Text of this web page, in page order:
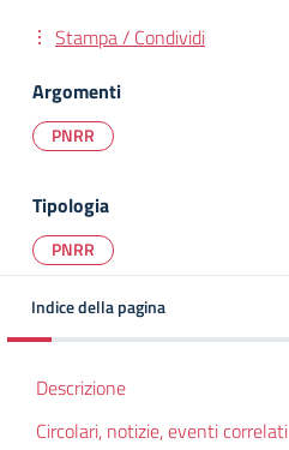
Stampa / Condividi
Argomenti
PNRR
Tipologia
PNRR
Indice della pagina
Descrizione
Circolari, notizie, eventi correlati